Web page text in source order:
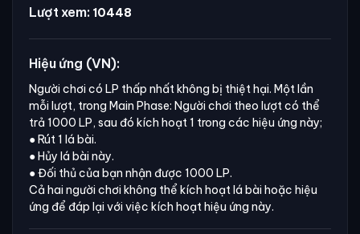
Lượt xem: 10448
Hiệu ứng (VN):
Người chơi có LP thấp nhất không bị thiệt hại. Một lần
mỗi lượt, trong Main Phase: Người chơi theo lượt có thể
trả 1000 LP, sau đó kích hoạt 1 trong các hiệu ứng này;
● Rút 1 lá bài.
● Hủy lá bài này.
● Đối thủ của bạn nhận được 1000 LP.
Cả hai người chơi không thể kích hoạt lá bài hoặc hiệu
ứng để đáp lại với việc kích hoạt hiệu ứng này.